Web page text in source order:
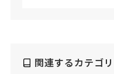
関連するカテゴリ